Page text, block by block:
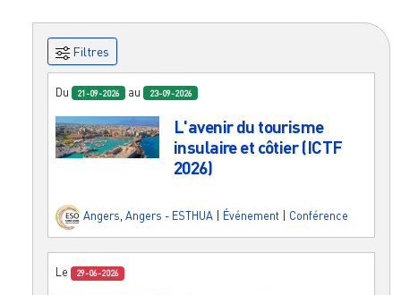
Filtres
Du 21-09-2026 au 23-09-2026
L'avenir du tourisme
insulaire et côtier (ICTF
2026)
Angers, Angers - ESTHUA Événement Conférence
Le 29-06-2026